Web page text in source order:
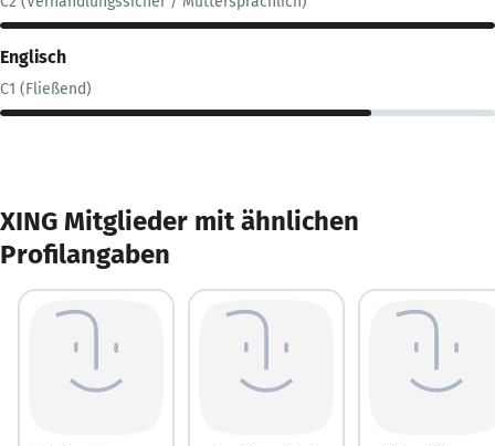
Englisch
C1 (Fließend)
XING Mitglieder mit ähnlichen
Profilangaben